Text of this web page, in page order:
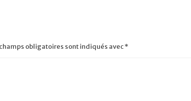
obligatoires sont indiqués avec*